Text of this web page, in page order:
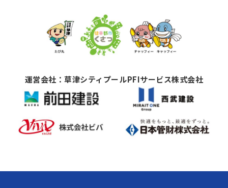
運営会社：草津シティプールPFIサービス株式会社